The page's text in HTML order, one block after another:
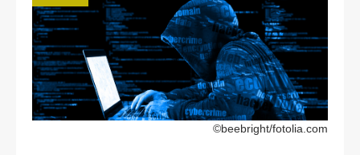
©beebright/fotolia.com